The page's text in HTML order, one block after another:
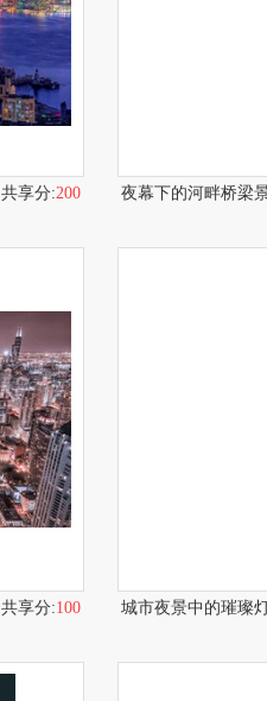
共享分:200 夜幕下的河畔桥梁
共享分:100 城市夜景中的璀璨